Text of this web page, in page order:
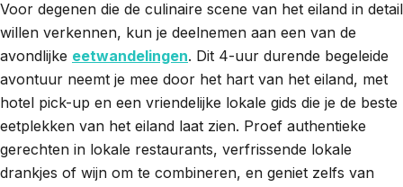
Voor degenen die de culinaire scene van het eiland in detail
willen verkennen, kun je deelnemen aan een van de
avondlijke eetwandelingen. Dit 4-uur durende begeleide
avontuur neemt je mee door het hart van het eiland, met
hotel pick-up en een vriendelijke lokale gids die je de beste
eetplekken van het eiland laat zien. Proef authentieke
gerechten in lokale restaurants, verfrissende lokale
drankjes of wijn om te combineren, en geniet zelfs van